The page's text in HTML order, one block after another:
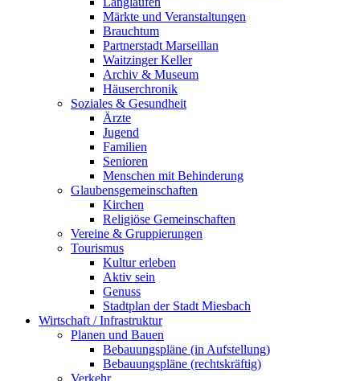
Märkte und Veranstaltungen
Brauchtum
Partnerstadt Marseillan
Waitzinger Keller
Archiv & Museum
Häuserchronik
Soziales & Gesundheit
Ärzte
Jugend
Familien
Senioren
Menschen mit Behinderung
Glaubensgemeinschaften
Kirchen
Religiöse Gemeinschaften
Vereine & Gruppierungen
Tourismus
Kultur erleben
Aktiv sein
Genuss
Stadtplan der Stadt Miesbach
Wirtschaft / Infrastruktur
Planen und Bauen
Bebauungspläne (in Aufstellung)
Bebauungspläne (rechtskräftig)
Verkehr